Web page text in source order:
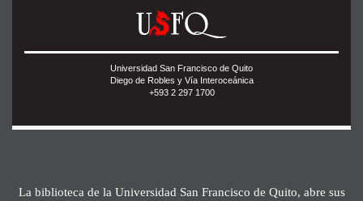
Universidad San Francisco de Quito
Diego de Robles y Vía Interoceánica
+593 2 297 1700
La biblioteca de la Universidad San Francisco de Quito, abre sus